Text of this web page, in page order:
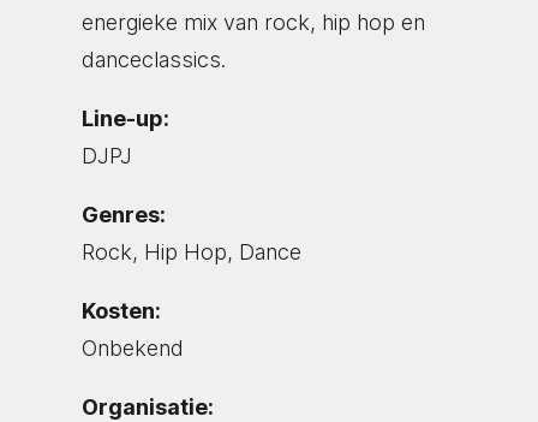
energieke mix van rock, hip hop en
danceclassics.
Line-up:
DJPJ
Genres:
Rock, Hip Hop, Dance
Kosten:
Onbekend
Organisatie: